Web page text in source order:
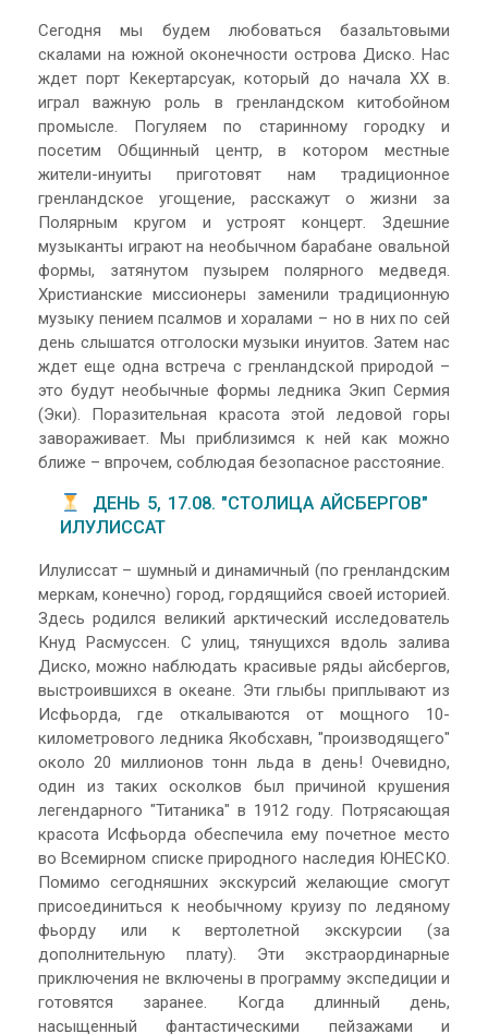
Сегодня мы будем любоваться базальтовыми
скалами на южной оконечности острова Диско. Нас
ждет порт Кекертарсуак, который до начала XX в.
играл важную роль в гренландском китобойном
промысле. Погуляем по старинному городку и
посетим Общинный центр, в котором местные
жители-инуиты приготовят нам традиционное
гренландское угощение, расскажут о жизни за
Полярным кругом и устроят концерт. Здешние
музыканты играют на необычном барабане овальной
формы, затянутом пузырем полярного медведя.
Христианские миссионеры заменили традиционную
музыку пением псалмов и хоралами – но в них по сей
день слышатся отголоски музыки инуитов. Затем нас
ждет еще одна встреча с гренландской природой –
это будут необычные формы ледника Экип Сермия
(Эки). Поразительная красота этой ледовой горы
завораживает. Мы приблизимся к ней как можно
ближе – впрочем, соблюдая безопасное расстояние.
ДЕНЬ 5, 17.08. "СТОЛИЦА АЙСБЕРГОВ"
ИЛУЛИССАТ
Илулиссат – шумный и динамичный (по гренландским
меркам, конечно) город, гордящийся своей историей.
Здесь родился великий арктический исследователь
Кнуд Расмуссен. С улиц, тянущихся вдоль залива
Диско, можно наблюдать красивые ряды айсбергов,
выстроившихся в океане. Эти глыбы приплывают из
Исфьорда, где откалываются от мощного 10-
километрового ледника Якобсхавн, "производящего"
около 20 миллионов тонн льда в день! Очевидно,
один из таких осколков был причиной крушения
легендарного "Титаника" в 1912 году. Потрясающая
красота Исфьорда обеспечила ему почетное место
во Всемирном списке природного наследия ЮНЕСКО.
Помимо сегодняшних экскурсий желающие смогут
присоединиться к необычному круизу по ледяному
фьорду или к вертолетной экскурсии (за
дополнительную плату). Эти экстраординарные
приключения не включены в программу экспедиции и
готовятся заранее. Когда длинный день,
насыщенный фантастическими пейзажами и